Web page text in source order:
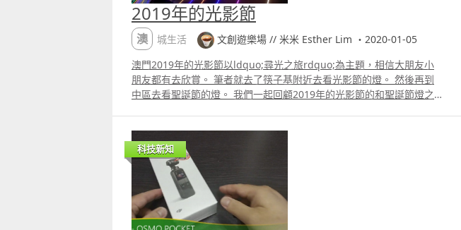
2019年的光影節
澳城生活
文創遊樂場 // 米米 Esther Lim ・2020-01-05
澳門2019年的光影節以ldquo;尋光之旅rdquo;為主題，相信大朋友小
朋友都有去欣賞。 筆者就去了筷子基附近去看光影節的燈。 然後再到
中區去看聖誕節的燈。 我們一起回顧2019年的光影節的和聖誕節燈之
科技新知